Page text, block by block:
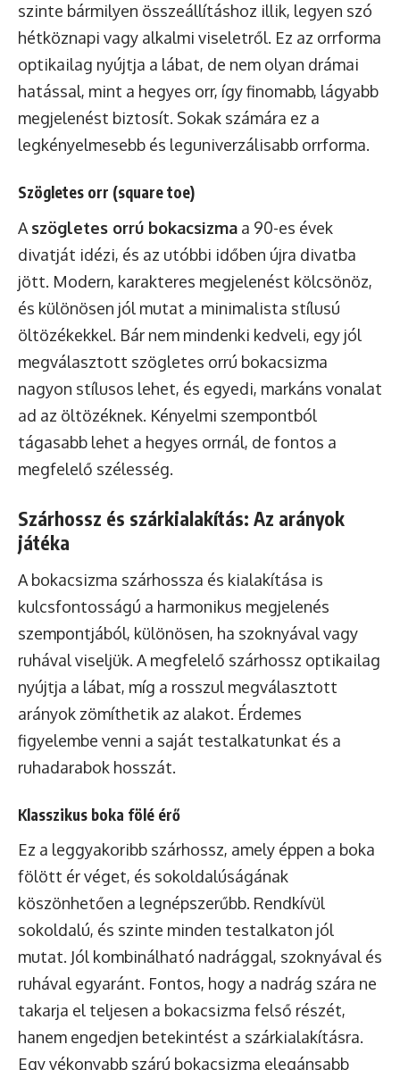
szinte bármilyen összeállításhoz illik, legyen szó
hétköznapi vagy alkalmi viseletről. Ez az orrforma
optikailag nyújtja a lábat, de nem olyan drámai
hatással, mint a hegyes orr, így finomabb, lágyabb
megjelenést biztosít. Sokak számára ez a
legkényelmesebb és leguniverzálisabb orrforma.
Szögletes orr (square toe)
A szögletes orrú bokacsizma a 90-es évek
divatját idézi, és az utóbbi időben újra divatba
jött. Modern, karakteres megjelenést kölcsönöz,
és különösen jól mutat a minimalista stílusú
öltözékekkel. Bár nem mindenki kedveli, egy jól
megválasztott szögletes orrú bokacsizma
nagyon stílusos lehet, és egyedi, markáns vonalat
ad az öltözéknek. Kényelmi szempontból
tágasabb lehet a hegyes orrnál, de fontos a
megfelelő szélesség.
Szárhossz és szárkialakítás: Az arányok
játéka
A bokacsizma szárhossza és kialakítása is
kulcsfontosságú a harmonikus megjelenés
szempontjából, különösen, ha szoknyával vagy
ruhával viseljük. A megfelelő szárhossz optikailag
nyújtja a lábat, míg a rosszul megválasztott
arányok zömíthetik az alakot. Érdemes
figyelembe venni a saját testalkatunkat és a
ruhadarabok hosszát.
Klasszikus boka fölé érő
Ez a leggyakoribb szárhossz, amely éppen a boka
fölött ér véget, és sokoldalúságának
köszönhetően a legnépszerűbb. Rendkívül
sokoldalú, és szinte minden testalkaton jól
mutat. Jól kombinálható nadrággal, szoknyával és
ruhával egyaránt. Fontos, hogy a nadrág szára ne
takarja el teljesen a bokacsizma felső részét,
hanem engedjen betekintést a szárkialakításra.
Egy vékonyabb szárú bokacsizma elegánsabb